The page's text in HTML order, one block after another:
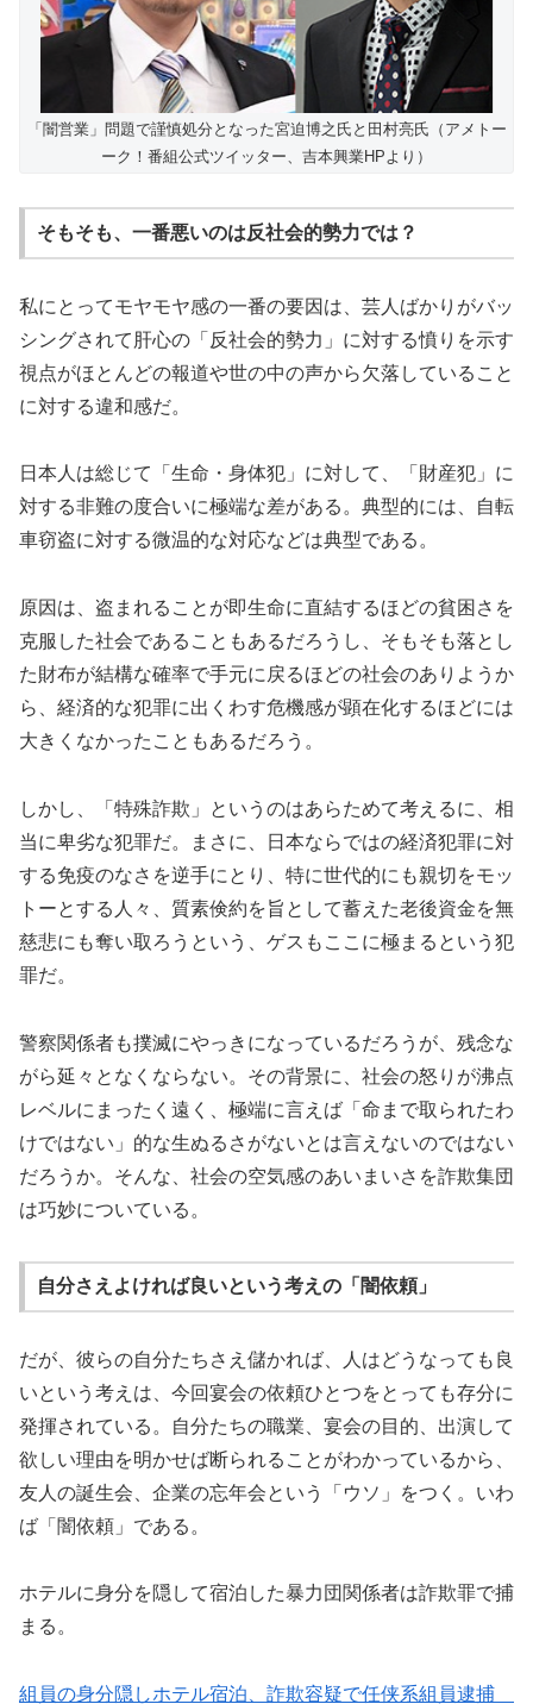
「闇営業」問題で謹慎処分となった宮迫博之氏と田村亮氏（アメトー
ーク！番組公式ツイッター、吉本興業HPより）
そもそも、一番悪いのは反社会的勢力では？
私にとってモヤモヤ感の一番の要因は、芸人ばかりがバッ
シングされて肝心の「反社会的勢力」に対する憤りを示す
視点がほとんどの報道や世の中の声から欠落していること
に対する違和感だ。
日本人は総じて「生命・身体犯」に対して、「財産犯」に
対する非難の度合いに極端な差がある。典型的には、自転
車窃盗に対する微温的な対応などは典型である。
原因は、盗まれることが即生命に直結するほどの貧困さを
克服した社会であることもあるだろうし、そもそも落とし
た財布が結構な確率で手元に戻るほどの社会のありようか
ら、経済的な犯罪に出くわす危機感が顕在化するほどには
大きくなかったこともあるだろう。
しかし、「特殊詐欺」というのはあらためて考えるに、相
当に卑劣な犯罪だ。まさに、日本ならではの経済犯罪に対
する免疫のなさを逆手にとり、特に世代的にも親切をモッ
トーとする人々、質素倹約を旨として蓄えた老後資金を無
慈悲にも奪い取ろうという、ゲスもここに極まるという犯
罪だ。
警察関係者も撲滅にやっきになっているだろうが、残念な
がら延々となくならない。その背景に、社会の怒りが沸点
レベルにまったく遠く、極端に言えば「命まで取られたわ
けではない」的な生ぬるさがないとは言えないのではない
だろうか。そんな、社会の空気感のあいまいさを詐欺集団
は巧妙についている。
自分さえよければ良いという考えの「闇依頼」
だが、彼らの自分たちさえ儲かれば、人はどうなっても良
いという考えは、今回宴会の依頼ひとつをとっても存分に
発揮されている。自分たちの職業、宴会の目的、出演して
欲しい理由を明かせば断られることがわかっているから、
友人の誕生会、企業の忘年会という「ウソ」をつく。いわ
ば「闇依頼」である。
ホテルに身分を隠して宿泊した暴力団関係者は詐欺罪で捕
まる。
組員の身分隠しホテル宿泊、詐欺容疑で任侠系組員逮捕